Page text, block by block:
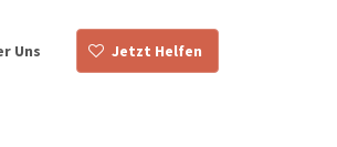
Uns Jetzt Helfen